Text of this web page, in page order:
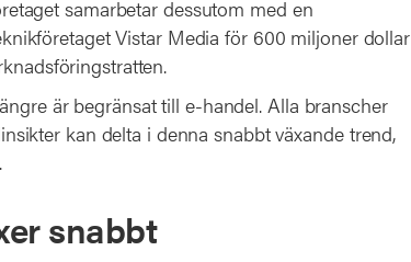
samarbetar dessutom med en
Vistar Media för 600 miljoner dollar
är begränsat till e-handel. Alla branscher
kan delta i denna snabbt växande trend,
snabbt